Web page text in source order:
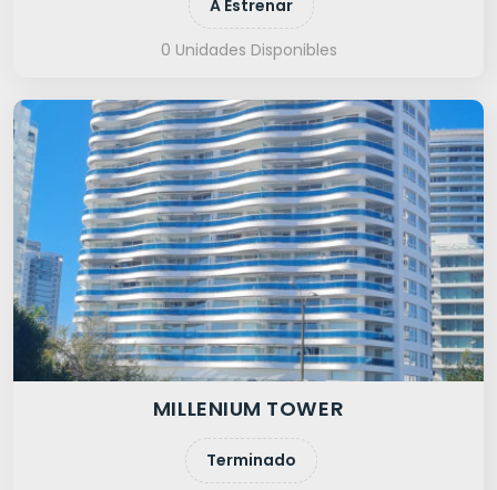
A Estrenar
0 Unidades Disponibles
MILLENIUM TOWER
Terminado